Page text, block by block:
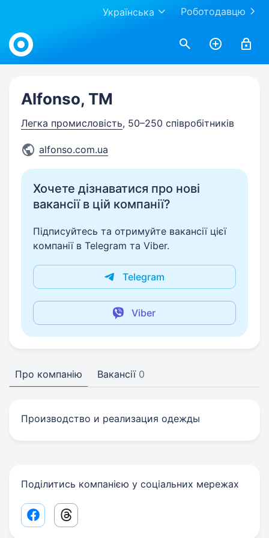
Роботодавцю
Українська
Work.ua
Alfonso, ТМ
Легка промисловість, 50–250 співробітників
alfonso.com.ua
Хочете дізнаватися про нові
вакансії в цій компанії?
Підписуйтесь та отримуйте вакансії цієї
компанії в Telegram та Viber.
Telegram
Viber
Про компанію Вакансії 0
Производство и реализация одежды
Поділитись компанією у соціальних мережах
Facebook share link
Threads share link